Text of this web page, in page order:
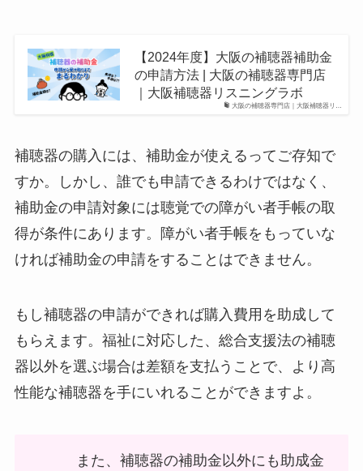
大阪の補聴器専門店｜大阪補聴器リ…
【2024年度】大阪の補聴器補助金
の申請方法 | 大阪の補聴器専門店
｜大阪補聴器リスニングラボ
補聴器の購入には、補助金が使えるってご存知で
すか。しかし、誰でも申請できるわけではなく、
補助金の申請対象には聴覚での障がい者手帳の取
得が条件にあります。障がい者手帳をもっていな
ければ補助金の申請をすることはできません。
もし補聴器の申請ができれば購入費用を助成して
もらえます。福祉に対応した、総合支援法の補聴
器以外を選ぶ場合は差額を支払うことで、より高
性能な補聴器を手にいれることができますよ。
また、補聴器の補助金以外にも助成金